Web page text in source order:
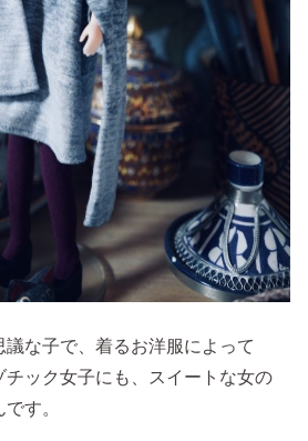
な子で、着るお洋服によって
ック女子にも、スイートな女の
す。